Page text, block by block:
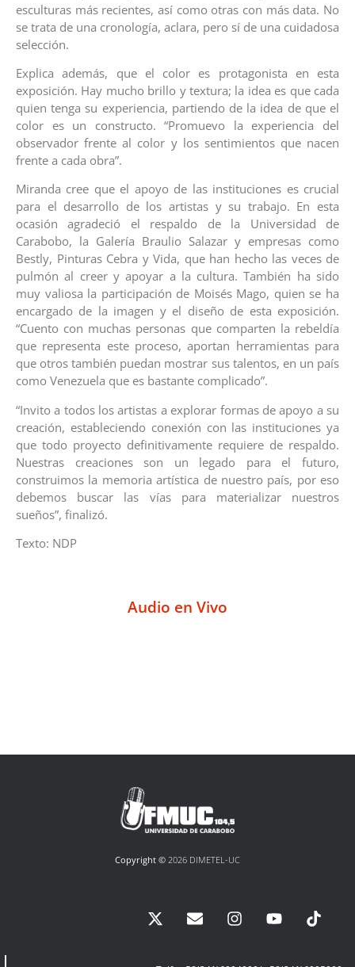
esculturas más recientes, así como otras con más data. No
se trata de una cronología, aclara, pero sí de una cuidadosa
selección.
Explica además, que el color es protagonista en esta
exposición. Hay mucho brillo y textura; la idea es que cada
quien tenga su experiencia, partiendo de la idea de que el
color es un constructo. “Promuevo la experiencia del
observador frente al color y los sentimientos que nacen
frente a cada obra”.
Miranda cree que el apoyo de las instituciones es crucial
para el desarrollo de los artistas y su trabajo. En esta
ocasión agradeció el respaldo de la Universidad de
Carabobo, la Galería Braulio Salazar y empresas como
Bestly, Pinturas Cebra y Vida, que han hecho las veces de
pulmón al creer y apoyar a la cultura. También ha sido
muy valiosa la participación de Moisés Mago, quien se ha
encargado de la imagen y el diseño de esta exposición.
“Cuento con muchas personas que comparten la rebeldía
que representa este proceso, aportan herramientas para
que otros también puedan mostrar sus talentos, en un país
como Venezuela que es bastante complicado”.
“Invito a todos los artistas a explorar formas de apoyo a su
creación, estableciendo conexión con las instituciones ya
que todo proyecto definitivamente requiere de respaldo.
Nuestras creaciones son un legado para el futuro,
construimos la memoria artística de nuestro país, por eso
debemos buscar las vías para materializar nuestros
sueños”, finalizó.
Texto: NDP
Audio en Vivo
Copyright © 2026 DIMETEL-UC